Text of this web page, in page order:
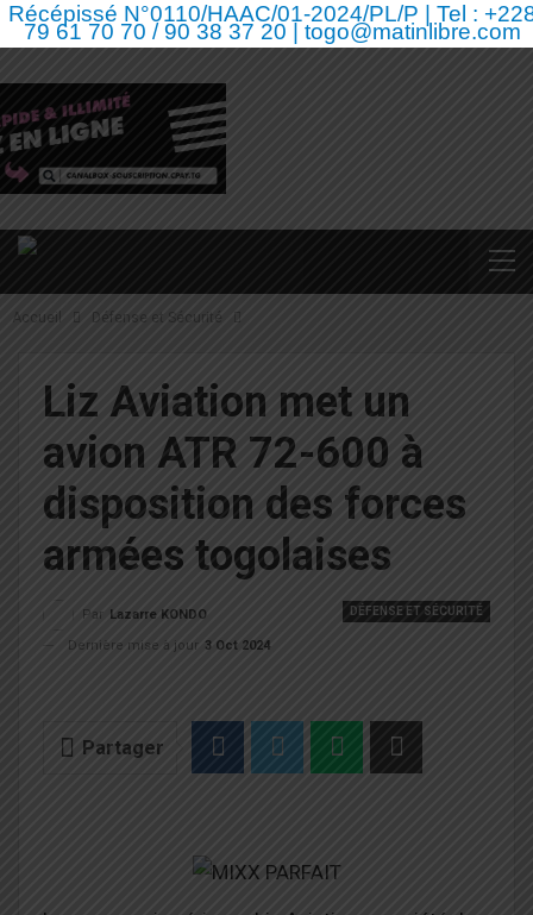
Récépissé N°0110/HAAC/01-2024/PL/P | Tel :
79 61 70 70 / 90 38 37 20 | togo@matinlibre.com
Accueil Défense et Sécurité
Liz Aviation met un
avion ATR 72-600 à
disposition des forces
armées togolaises
DÉFENSE ET SÉCURITÉ
Par
Lazarre KONDO
Dernière mise à jour 3 Oct 2024
Partager